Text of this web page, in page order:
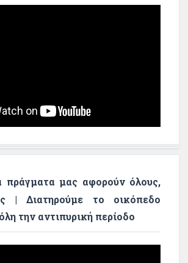
πράγματα μας αφορούν όλους,
| Διατηρούμε το οικόπεδο
την αντιπυρική περίοδο